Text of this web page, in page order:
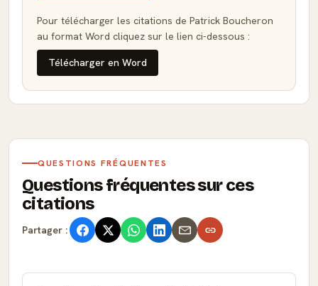
Pour télécharger les citations de Patrick Boucheron
au format Word cliquez sur le lien ci-dessous :
Télécharger en Word
QUESTIONS FRÉQUENTES
Questions fréquentes sur ces
citations
Partager :